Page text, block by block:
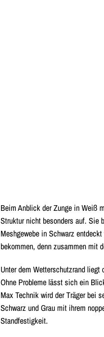
Beim Anblick der Zunge in Weiß
Struktur nicht besonders auf. Sie
Meshgewebe in Schwarz
bekommen, denn zusammen mit
Unter dem Wetterschutzrandliegt
Ohne Probleme lässt sich ein
Max Technikwird der Träger bei
Schwarz und Grau mit ihrem
Standfestigkeit.